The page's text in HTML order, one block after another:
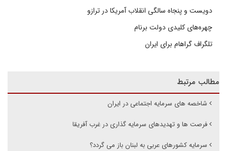
دویست و پنجاه سالگی انقلاب آمریکا در ترازو
چهره‌های کلیدی دولت برنام
تلگراف گراهام برای ایران
مطالب مرتبط
شاخصه های سرمایه اجتماعی در ایران
فرصت ها و تهدیدهای سرمایه گذاری در غرب آفریقا
سرمایه کشورهای عربی به لبنان باز می گردد؟